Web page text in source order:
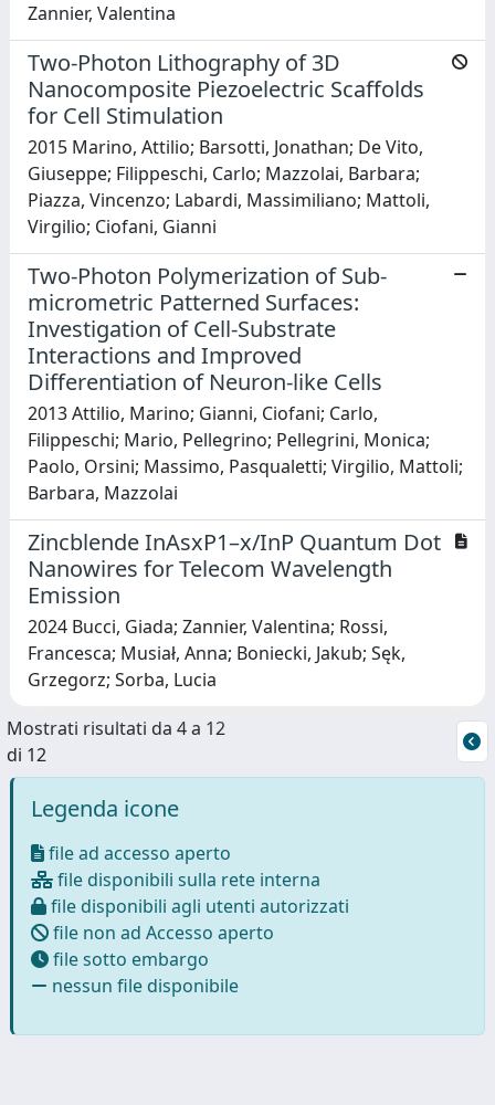
Zannier, Valentina
Two-Photon Lithography of 3D
Nanocomposite Piezoelectric Scaffolds
for Cell Stimulation
2015 Marino, Attilio; Barsotti, Jonathan; De Vito,
Giuseppe; Filippeschi, Carlo; Mazzolai, Barbara;
Piazza, Vincenzo; Labardi, Massimiliano; Mattoli,
Virgilio; Ciofani, Gianni
Two-Photon Polymerization of Sub-
micrometric Patterned Surfaces:
Investigation of Cell-Substrate
Interactions and Improved
Differentiation of Neuron-like Cells
2013 Attilio, Marino; Gianni, Ciofani; Carlo,
Filippeschi; Mario, Pellegrino; Pellegrini, Monica;
Paolo, Orsini; Massimo, Pasqualetti; Virgilio, Mattoli;
Barbara, Mazzolai
Zincblende InAsxP1–x/InP Quantum Dot
Nanowires for Telecom Wavelength
Emission
2024 Bucci, Giada; Zannier, Valentina; Rossi,
Francesca; Musiał, Anna; Boniecki, Jakub; Sęk,
Grzegorz; Sorba, Lucia
Mostrati risultati da 4 a 12
di 12
Legenda icone
file ad accesso aperto
file disponibili sulla rete interna
file disponibili agli utenti autorizzati
file non ad Accesso aperto
file sotto embargo
nessun file disponibile